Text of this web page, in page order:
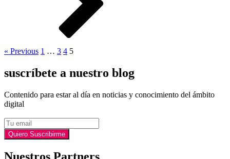
« Previous 1 … 3 4 5
suscríbete a nuestro blog
Contenido para estar al día en noticias y conocimiento del ámbito
digital
Quiero Suscribirme
Nuestros Partners